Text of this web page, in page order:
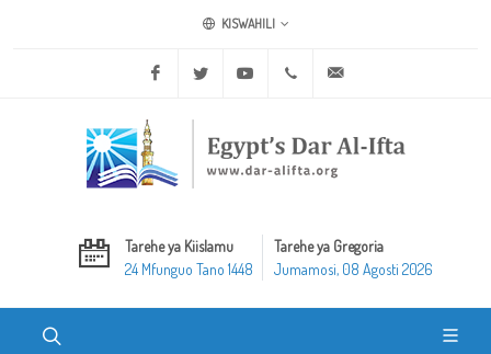
KISWAHILI
Facebook Twitter Youtube +20 2 25970400
Tarehe ya Kiislamu
24 Mfunguo Tano 1448
Tarehe ya Gregoria
Jumamosi, 08 Agosti 2026